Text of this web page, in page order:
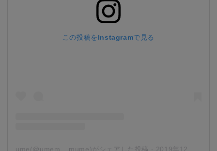
この投稿をInstagramで見る
ume(@umem._.mume)がシェアした投稿 - 2019年12月月5日午後4時57分PST